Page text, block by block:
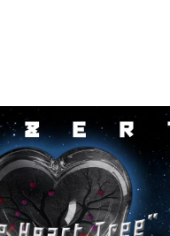
BIOGRAPHY
DISCOGRAPHY
FC-MOVIE